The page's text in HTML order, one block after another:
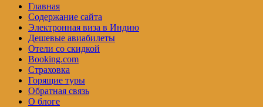
Главная
Содержание сайта
Электронная виза в Индию
Дешевые авиабилеты
Отели со скидкой
Booking.com
Страховка
Горящие туры
Обратная связь
О блоге